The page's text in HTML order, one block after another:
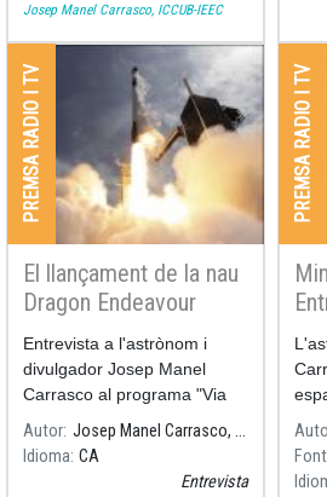
Josep Manel Carrasco, ICCUB-IEEC
PREMSA RADIO I TV
El llançament de la nau
Dragon Endeavour
explicat a Rac1
Entrevista a l'astrònom i
divulgador Josep Manel
Carrasco al programa "Via
Lliure" a RAC1, amb el motiu
del llançament de la nau
"Dragon Endeavour" de la
Autor
Josep Manel Carrasco, ICCUB-IEEC
Idioma CA
Entrevista
PREMSA RADIO I TV
Font